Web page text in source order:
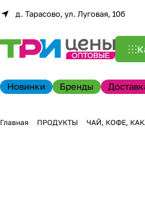
д. Тарасово, ул. Луговая, 10б
Новинки Бренды
Главная ПРОДУКТЫ ЧАЙ, КОФЕ,